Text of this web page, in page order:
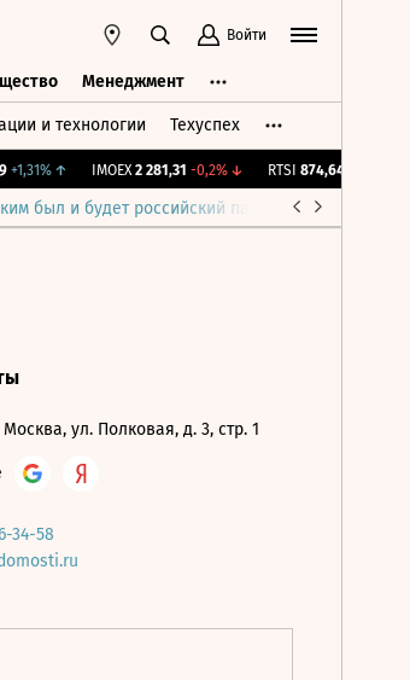
Войти
Менеджмент
и технологии Техуспех
+1,31%↑ IMOEX 2 281,31 -0,2%↓ RTSI 874,64 -1,12%
был и будет российский парламент
Москва, ул. Полковая, д. 3, стр. 1
34-58